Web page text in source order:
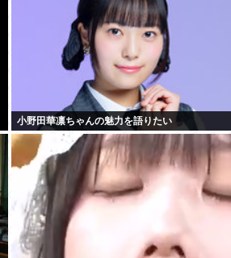
小野田華凛ちゃんの魅力を語りたい